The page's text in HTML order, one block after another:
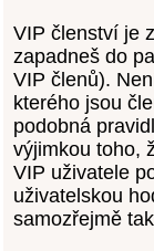
VIP členství je
zapadneš do
VIP členů).
kterého jsou
podobná
výjimkou toho,
VIP uživatele
uživatelskou
samozřejmě